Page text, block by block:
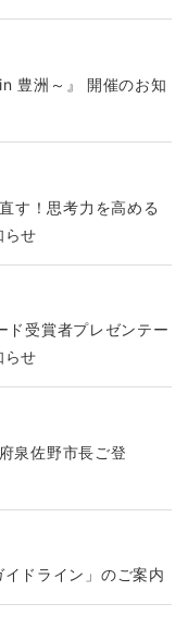
豊洲～』 開催のお知
す！思考力を高める
らせ
ド受賞者プレゼンテー
らせ
泉佐野市長ご登
ドライン」のご案内